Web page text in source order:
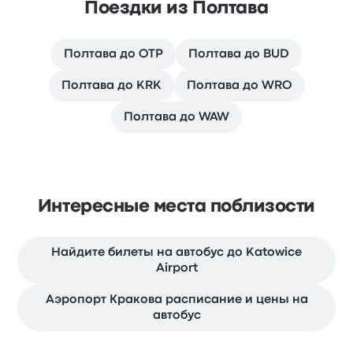
Поездки из Полтава
Полтава до OTP Полтава до BUD
Полтава до KRK Полтава до WRO
Полтава до WAW
Интересные места поблизости
Найдите билеты на автобус до Katowice
Airport
Аэропорт Кракова расписание и цены на
автобус